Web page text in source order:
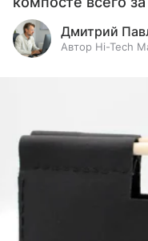
Дмитрий
Автор Hi-Tech